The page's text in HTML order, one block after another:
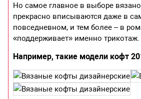
Но самое главное в выборе
прекрасно вписываются даже в
повседневном, и тем более – в
«поддерживает» именно трикотаж.
Например, такие модели кофт